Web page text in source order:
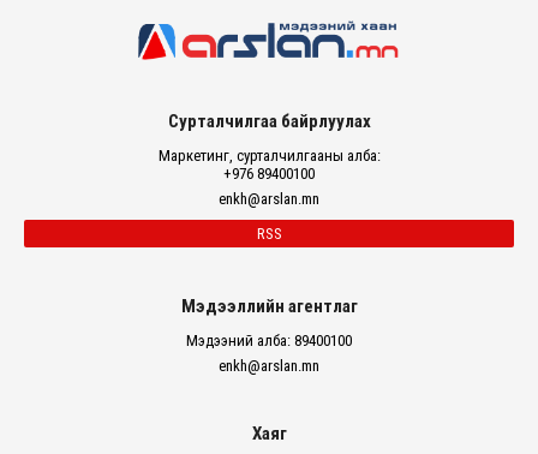
Сурталчилгаа байрлуулах
Маркетинг, сурталчилгааны алба:
+976 89400100
enkh@arslan.mn
RSS
Мэдээллийн агентлаг
Мэдээний алба: 89400100
enkh@arslan.mn
Хаяг